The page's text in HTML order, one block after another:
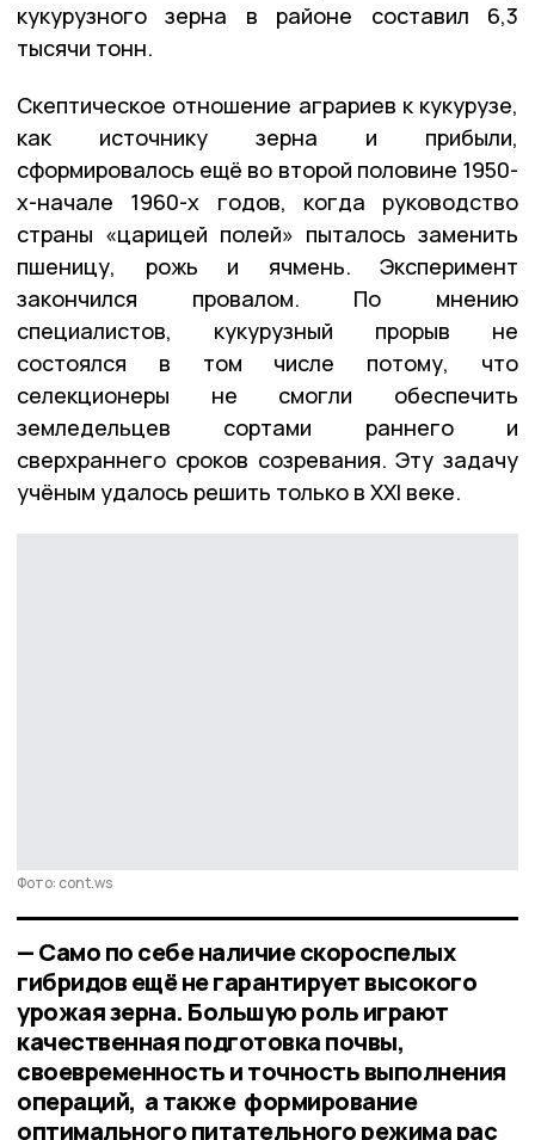
кукурузного зерна в районе составил 6,3
тысячи тонн.
Скептическое отношение аграриев к кукурузе,
как источнику зерна и прибыли,
сформировалось ещё во второй половине 1950-
х-начале 1960-х годов, когда руководство
страны «царицей полей» пыталось заменить
пшеницу, рожь и ячмень. Эксперимент
закончился провалом. По мнению
специалистов, кукурузный прорыв не
состоялся в том числе потому, что
селекционеры не смогли обеспечить
земледельцев сортами раннего и
сверхраннего сроков созревания. Эту задачу
учёным удалось решить только в XXI веке.
Фото: cont.ws
— Само по себе наличие скороспелых
гибридов ещё не гарантирует высокого
урожая зерна. Большую роль играют
качественная подготовка почвы,
своевременность и точность выполнения
операций, а также формирование
оптимального питательного режима рас